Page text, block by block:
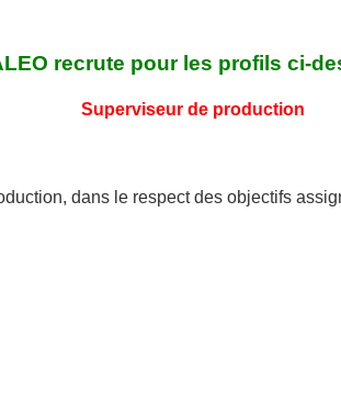
recrute pour les profils ci-
Superviseur de production
dans le respect des objectifs